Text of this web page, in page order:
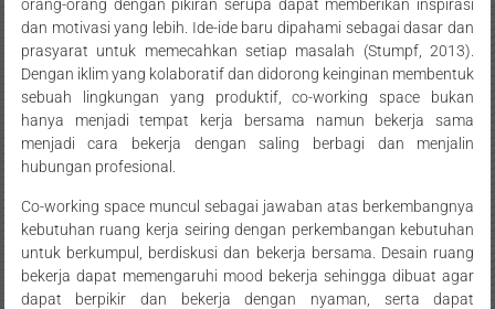
orang-orang dengan pikiran serupa dapat memberikan inspirasi
dan motivasi yang lebih. Ide-ide baru dipahami sebagai dasar dan
prasyarat untuk memecahkan setiap masalah (Stumpf, 2013).
Dengan iklim yang kolaboratif dan didorong keinginan membentuk
sebuah lingkungan yang produktif, co-working space bukan
hanya menjadi tempat kerja bersama namun bekerja sama
menjadi cara bekerja dengan saling berbagi dan menjalin
hubungan profesional.
Co-working space muncul sebagai jawaban atas berkembangnya
kebutuhan ruang kerja seiring dengan perkembangan kebutuhan
untuk berkumpul, berdiskusi dan bekerja bersama. Desain ruang
bekerja dapat memengaruhi mood bekerja sehingga dibuat agar
dapat berpikir dan bekerja dengan nyaman, serta dapat